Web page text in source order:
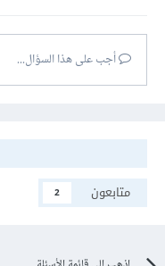
أجب على هذا السؤال...
متابعون
2